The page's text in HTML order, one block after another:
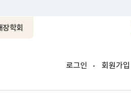
학회
로그인 회원가입